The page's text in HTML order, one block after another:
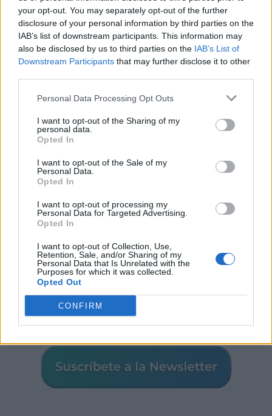
your opt-out. You may separately opt-out of the further
disclosure of your personal information by third parties on the
IAB’s list of downstream participants. This information may
also be disclosed by us to third parties on the IAB’s List of
Downstream Participants that may further disclose it to other
Personal Data Processing Opt Outs
I want to opt-out of the Sharing of my
personal data.
Opted In
I want to opt-out of the Sale of my
Personal Data.
Opted In
I want to opt-out of processing my
Personal Data for Targeted Advertising.
Opted In
I want to opt-out of Collection, Use,
Retention, Sale, and/or Sharing of my
Personal Data that Is Unrelated with the
Purposes for which it was collected.
Opted Out
CONFIRM